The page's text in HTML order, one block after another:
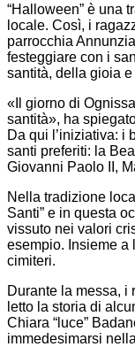
“Halloween” è una
locale. Così, i
parrocchia
festeggiare con i
santità, della gioia
«Il giorno di
santità», ha
Da qui l’iniziativa: i
santi preferiti: la
Giovanni Paolo II,
Nella tradizione
Santi” e in questa
vissuto nei valori
esempio. Insieme a
cimiteri.
Durante la messa, i
letto la storia di
Chiara “luce”
immedesimarsi